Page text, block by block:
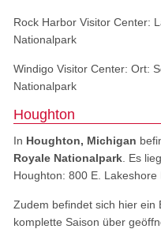
Rock Harbor Visitor Center:
Nationalpark
Windigo Visitor Center: Ort:
Nationalpark
Houghton
In Houghton, Michigan
Royale Nationalpark. Es
Houghton: 800 E. Lakeshore
Zudem befindet sich hier ein
komplette Saison über